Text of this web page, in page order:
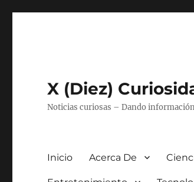
X (Diez)
Noticias curiosas – Dando
Inicio Acerca De